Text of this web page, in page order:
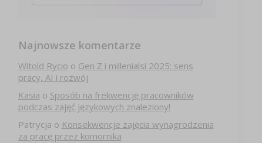
Najnowsze komentarze
Witold Rycio o Gen Z i millenialsi 2025: sens
pracy, AI i rozwój
Kasia o Sposób na frekwencję pracowników
podczas zajęć językowych znaleziony!
Patrycja o Konsekwencje zajęcia wynagrodzenia
za pracę przez komornika